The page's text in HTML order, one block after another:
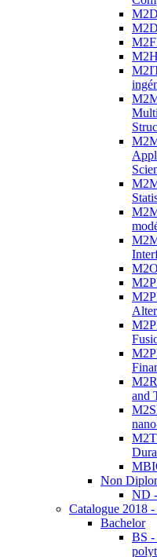
and
Non
ND
Catalogue 2018
Bachelor
BS -